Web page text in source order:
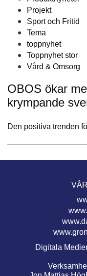
Projekt
Sport och Fritid
Tema
toppnyhet
Toppnyhet stor
Vård & Omsorg
OBOS ökar
krympande
Den positiva trenden
Digitala